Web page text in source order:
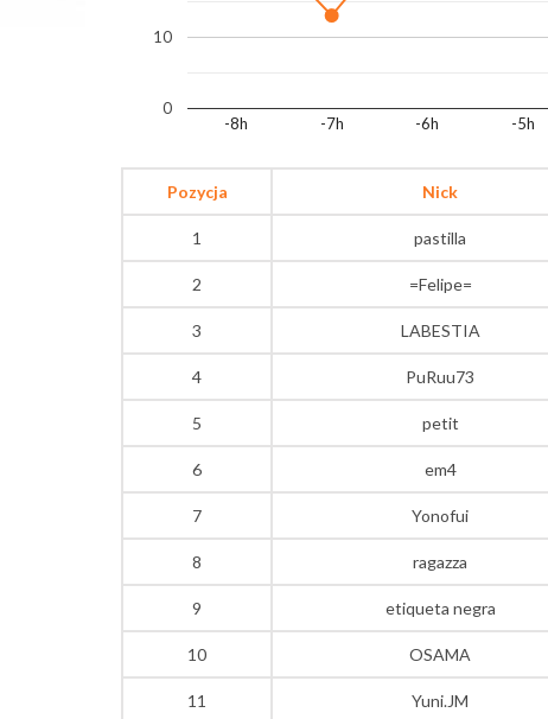
-8h -7h -6h -5h
0
10
Pozycja Nick
1 pastilla
2 =Felipe=
3 LABESTIA
4 PuRuu73
5 petit
6 em4
7 Yonofui
8 ragazza
9 etiqueta negra
10 OSAMA
11 Yuni.JM